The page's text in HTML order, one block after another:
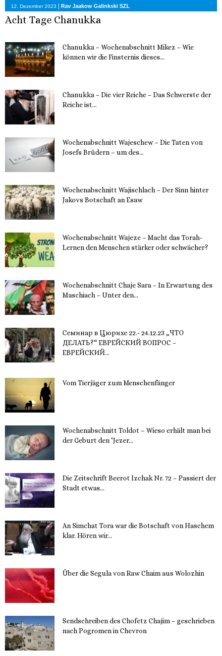
12. Dezember 2023 | Rav Jaakow Galinkski SZL
Acht Tage Chanukka
Chanukka – Wochenabschnitt Mikez – Wie
können wir die Finsternis dieses...
Chanukka – Die vier Reiche – Das Schwerste der
Reiche ist...
Wochenabschnitt Wajeschew – Die Taten von
Josefs Brüdern – um des...
Wochenabschnitt Wajischlach – Der Sinn hinter
Jakovs Botschaft an Esaw
Wochenabschnitt Wajeze – Macht das Torah-
Lernen den Menschen stärker oder schwächer?
Wochenabschnitt Chaje Sara – In Erwartung des
Maschiach – Unter den...
Семинар в Цюрихе 22.- 24.12.23 „ЧТО
ДЕЛАТЬ?“ ЕВРЕЙСКИЙ ВОПРОС –
ЕВРЕЙСКИЙ...
Vom Tierjäger zum Menschenfänger
Wochenabschnitt Toldot – Wieso erhält man bei
der Geburt den ‘Jezer...
Die Zeitschrift Beerot Izchak Nr. 72 – Passiert der
Stadt etwas...
An Simchat Tora war die Botschaft von Haschem
klar. Hören wir...
Über die Segula von Raw Chaim aus Wolozhin
Sendschreiben des Chofetz Chajim – geschrieben
nach Pogromen in Chevron